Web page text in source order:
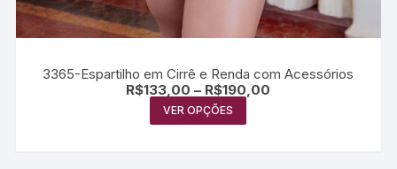
3365-Espartilho em Cirrê e Renda com Acessórios
R$133,00 – R$190,00
VER OPÇÕES